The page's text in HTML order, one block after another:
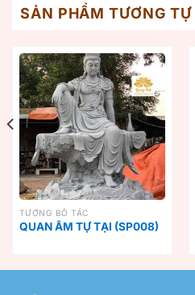
SẢN PHẨM TƯƠNG TỰ
TƯỢNG BỒ TÁC
QUAN ÂM TỰ TẠI (SP008)